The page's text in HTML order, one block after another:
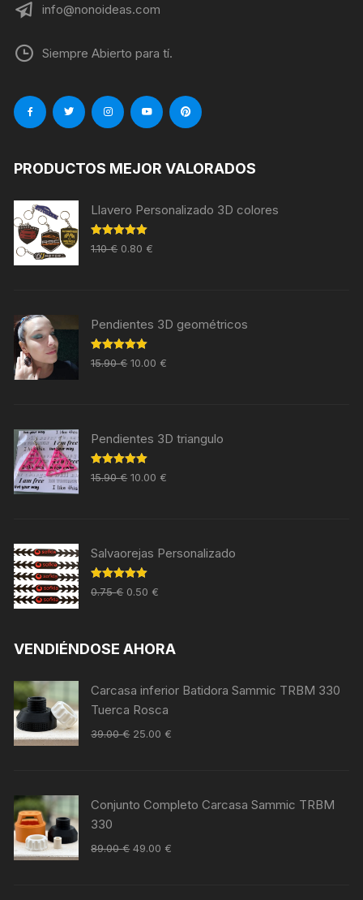
info@nonoideas.com
Siempre Abierto para tí.
PRODUCTOS MEJOR VALORADOS
Llavero Personalizado 3D colores
Valorado en
5.00
de 5
1.10€ 0.80 €
Pendientes 3D geométricos
Valorado en
5.00 de 5
15.90€ 10.00 €
Pendientes 3D triangulo
Valorado en
5.00 de 5
15.90€ 10.00 €
Salvaorejas Personalizado
Valorado en
5.00de 5
0.75€ 0.50 €
VENDIÉNDOSE AHORA
Carcasa inferior Batidora Sammic TRBM 330
Tuerca Rosca
39.00€ 25.00 €
Conjunto Completo Carcasa Sammic TRBM
330
89.00€ 49.00 €